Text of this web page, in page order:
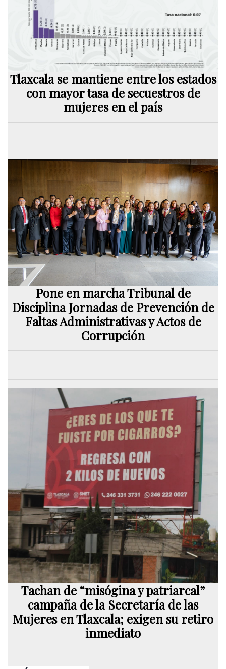
Tlaxcala se mantiene entre los estados
con mayor tasa de secuestros de
mujeres en el país
Pone en marcha Tribunal de
Disciplina Jornadas de Prevención de
Faltas Administrativas y Actos de
Corrupción
Tachan de “misógina y patriarcal”
campaña de la Secretaría de las
Mujeres en Tlaxcala; exigen su retiro
inmediato